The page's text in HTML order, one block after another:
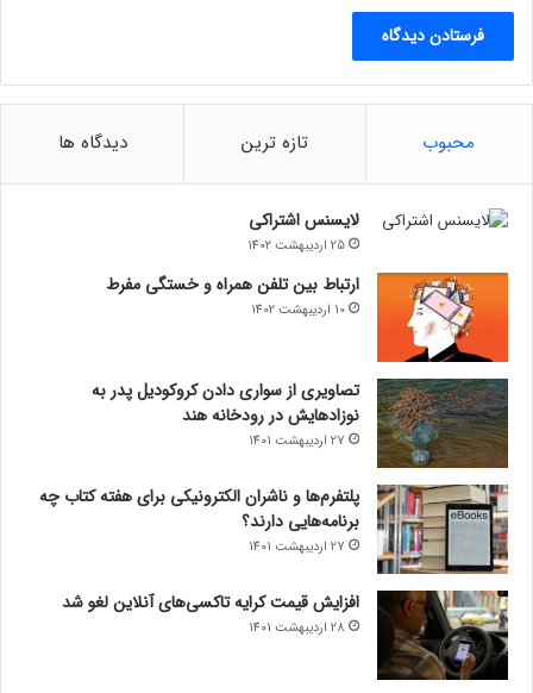
محبوب تازه ترین دیدگاه ها
لایسنس اشتراکی
25 اردیبهشت 1402
ارتباط بین تلفن همراه و خستگی مفرط
10 اردیبهشت 1402
تصاویری از سواری دادن کروکودیل پدر به
نوزادهایش در رودخانه هند
27 اردیبهشت 1401
پلتفرم‌ها و ناشران الکترونیکی برای هفته کتاب چه
برنامه‌هایی دارند؟
27 اردیبهشت 1401
افزایش قیمت کرایه تاکسی‌های آنلاین لغو شد
28 اردیبهشت 1401